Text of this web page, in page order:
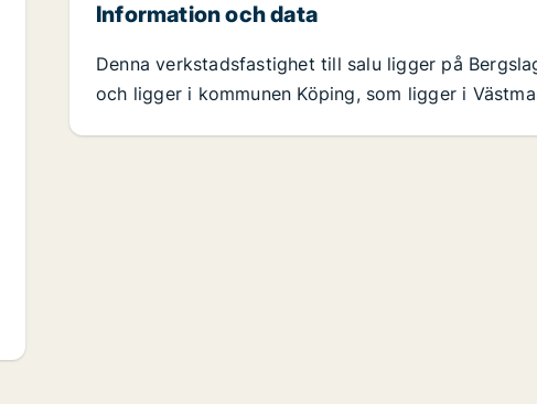
Information och data
Denna verkstadsfastighet till salu ligger på
och ligger i kommunen Köping, som ligger i